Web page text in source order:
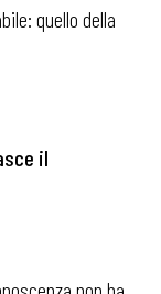
quello della
il